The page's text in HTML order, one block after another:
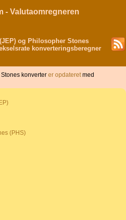
- Valutaomregneren
og Philosopher Stones
konverteringsberegner
konverter er opdateretmed
(PHS)